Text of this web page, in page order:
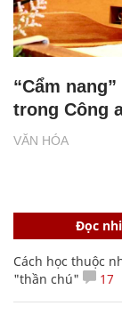
VĂN HÓA
“Cẩm
trong Công
Đọc
Cách học thuộc
"thần chú"
17